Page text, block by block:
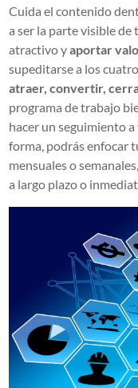
Cuida el contenido
a ser la parte visible de
atractivo yaportar
supeditarse a los
atraer, convertir,
programa de trabajo
hacer un seguimiento
forma, podrás enfocar
mensuales o
a largo plazo o